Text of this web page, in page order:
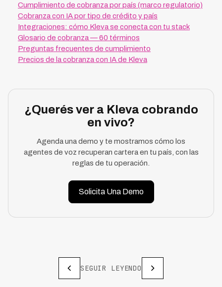
Cumplimiento de cobranza por país (marco regulatorio)
Cobranza con IA por tipo de crédito y país
Integraciones: cómo Kleva se conecta con tu stack
Glosario de cobranza — 60 términos
Preguntas frecuentes de cumplimiento
Precios de la cobranza con IA de Kleva
¿Querés ver a Kleva cobrando
en vivo?
Agenda una demo y te mostramos cómo los
agentes de voz recuperan cartera en tu país, con las
reglas de tu operación.
Solicita Una Demo
SEGUIR LEYENDO